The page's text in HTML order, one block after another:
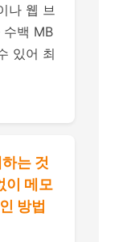
나 웹 브
수백 MB
있어 최
는 것
이 메모
방법